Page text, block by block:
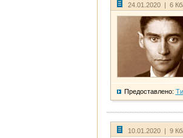
24.01.2020 | 6
Предоставлено:
10.01.2020 | 9